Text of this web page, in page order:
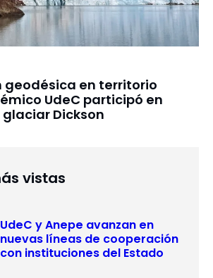
geodésica en territorio
UdeC participó en
Dickson
vistas
UdeC y Anepe avanzan en
nuevas líneas de cooperación
con instituciones del Estado